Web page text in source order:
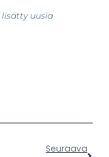
lisätty uusia
Seuraava